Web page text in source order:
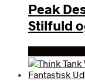
Peak
Stilfuld